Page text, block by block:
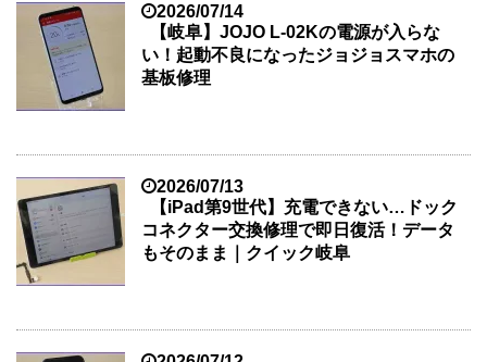
2026/07/14
【岐阜】JOJO L-02Kの電源が入らな
い！起動不良になったジョジョスマホの
基板修理
2026/07/13
【iPad第9世代】充電できない…ドック
コネクター交換修理で即日復活！データ
もそのまま｜クイック岐阜